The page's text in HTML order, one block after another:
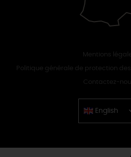
Mentions
Politique générale de protection
Contactez-
English
Chinese